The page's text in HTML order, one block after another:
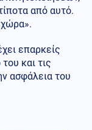
από αυτό.
επαρκείς
και τις
ασφάλεια του